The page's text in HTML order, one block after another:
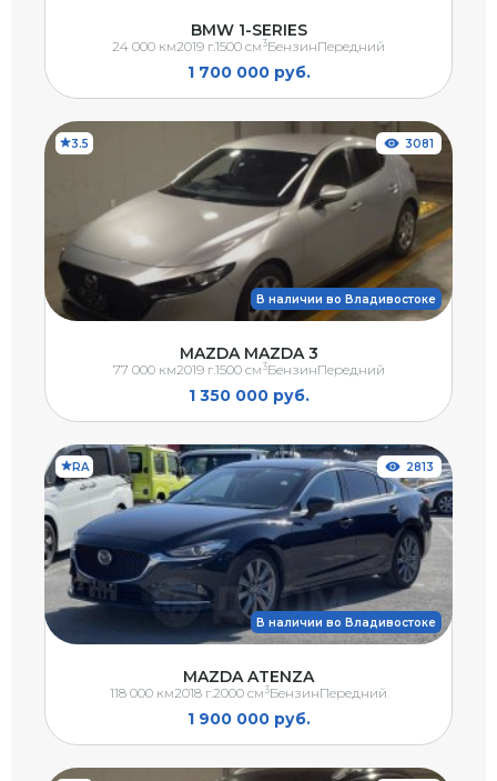
BMW 1-SERIES
1 700 000 руб.
24 000 км2019 г.1500 см3БензинПередний
3.5
В наличии во Владивостоке
3081
MAZDA MAZDA 3
1 350 000 руб.
77 000 км2019 г.1500 см3БензинПередний
RA
В наличии во Владивостоке
2813
MAZDA ATENZA
1 900 000 руб.
118 000 км2018 г.2000 см3БензинПередний